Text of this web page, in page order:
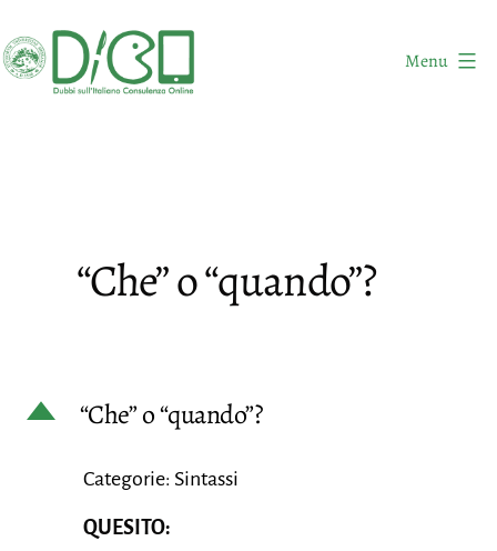
al
contenuto
Menu
“Che” o “quando”?
D “Che” o “quando”?
Categorie: Sintassi
QUESITO: